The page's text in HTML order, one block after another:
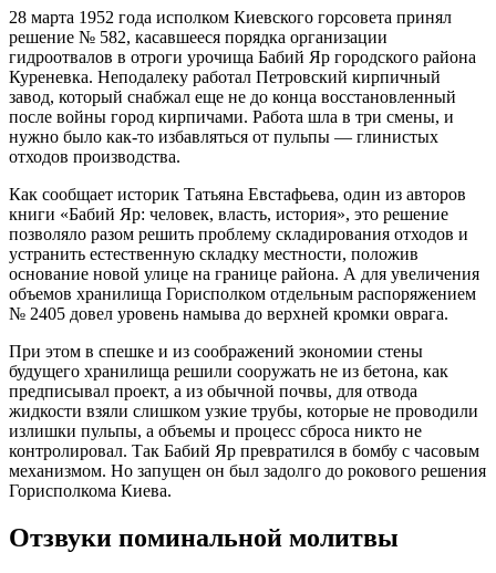
28 марта 1952 года исполком Киевского горсовета принял
решение № 582, касавшееся порядка организации
гидроотвалов в отроги урочища Бабий Яр городского района
Куреневка. Неподалеку работал Петровский кирпичный
завод, который снабжал еще не до конца восстановленный
после войны город кирпичами. Работа шла в три смены, и
нужно было как-то избавляться от пульпы — глинистых
отходов производства.
Как сообщает историк Татьяна Евстафьева, один из авторов
книги «Бабий Яр: человек, власть, история», это решение
позволяло разом решить проблему складирования отходов и
устранить естественную складку местности, положив
основание новой улице на границе района. А для увеличения
объемов хранилища Горисполком отдельным распоряжением
№ 2405 довел уровень намыва до верхней кромки оврага.
При этом в спешке и из соображений экономии стены
будущего хранилища решили сооружать не из бетона, как
предписывал проект, а из обычной почвы, для отвода
жидкости взяли слишком узкие трубы, которые не проводили
излишки пульпы, а объемы и процесс сброса никто не
контролировал. Так Бабий Яр превратился в бомбу с часовым
механизмом. Но запущен он был задолго до рокового решения
Горисполкома Киева.
Отзвуки поминальной молитвы